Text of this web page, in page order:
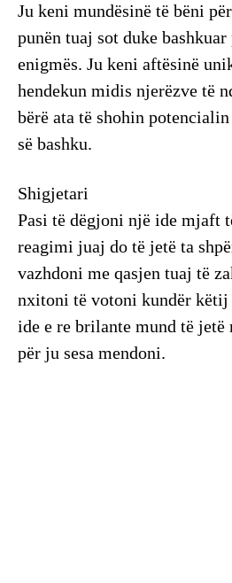
Ju keni mundësinë të bëni
punën tuaj sot duke
enigmës. Ju keni aftësinë
hendekun midis njerëzve të
bërë ata të shohin
së bashku.
Shigjetari
Pasi të dëgjoni një ide mjaft
reagimi juaj do të jetë ta
vazhdoni me qasjen tuaj të
nxitoni të votoni kundër
ide e re brilante mund të jetë
për ju sesa mendoni.